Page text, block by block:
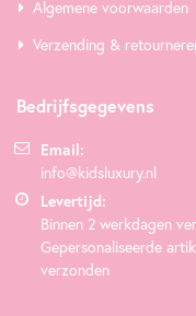
Algemene voorwaarden
Verzending &
Bedrijfsgegevens
Email:
info@kidsluxury.nl
Levertijd:
Binnen 2 werkdagen
Gepersonaliseerde
verzonden